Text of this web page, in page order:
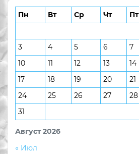
Август 2026
Пн Вт Ср Чт Пт
3
4 5 6 7
10
11 12 13 14
17
18 19 20 21
24
25 26 27 28
31
« Июл